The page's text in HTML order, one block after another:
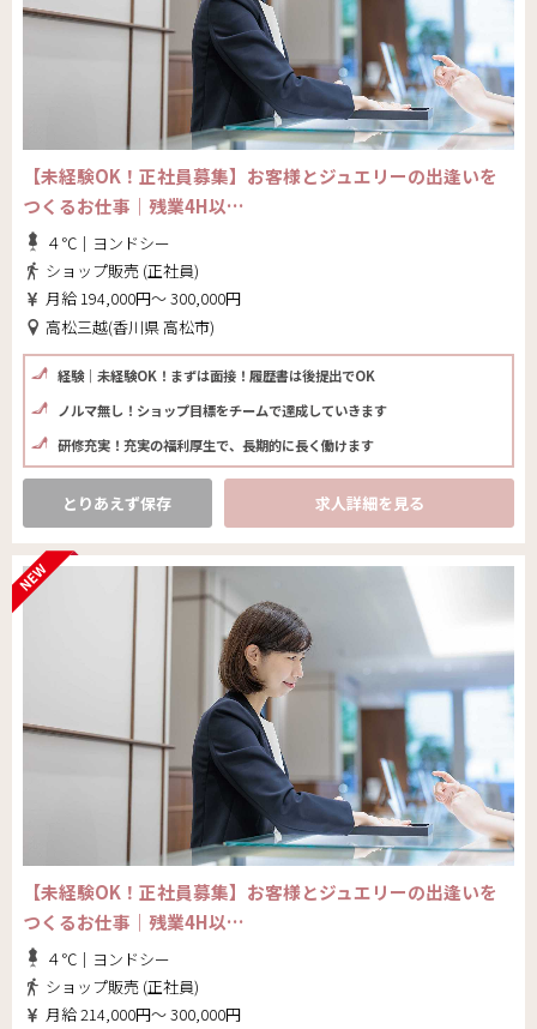
【未経験OK！正社員募集】お客様とジュエリーの出逢いを
つくるお仕事｜残業4H以…
４℃｜ヨンドシー
ショップ販売 (正社員)
月給 194,000円～ 300,000円
高松三越(香川県 高松市)
経験｜未経験OK！まずは面接！履歴書は後提出でOK
ノルマ無し！ショップ目標をチームで達成していきます
研修充実！充実の福利厚生で、長期的に長く働けます
とりあえず保存 求人詳細を見る
【未経験OK！正社員募集】お客様とジュエリーの出逢いを
つくるお仕事｜残業4H以…
４℃｜ヨンドシー
ショップ販売 (正社員)
月給 214,000円～ 300,000円